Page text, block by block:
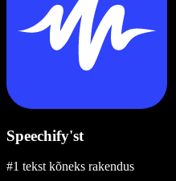
Speechify'st
#1 tekst kõneks rakendus